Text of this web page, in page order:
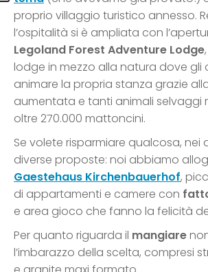
proprio villaggio turistico annesso.
l’ospitalità si è ampliata con
Legoland Forest Adventure Lodge
lodge in mezzo alla natura dove gli
animare la propria stanza grazie
aumentata e tanti animali selvaggi
oltre 270.000 mattoncini.
Se volete risparmiare qualcosa, nei
diverse proposte: noi abbiamo
Gaestehaus Kirchenbauerhof,
di appartamenti e camere con
e area gioco che fanno la felicità
Per quanto riguarda il mangiare
l’imbarazzo della scelta, compresi